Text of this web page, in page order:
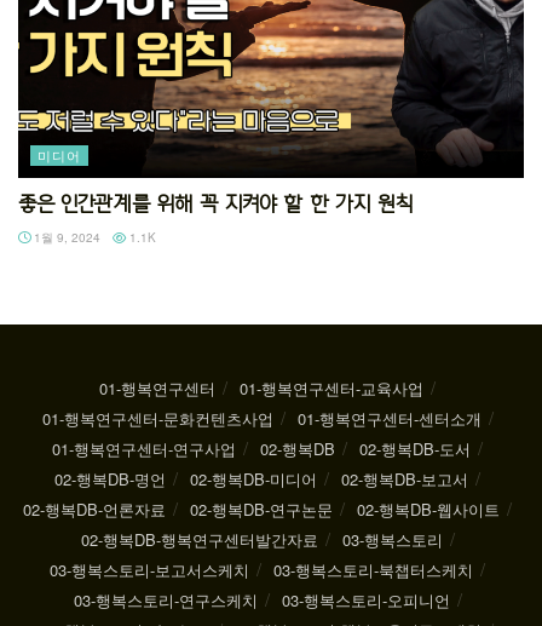
미디어
좋은 인간관계를 위해 꼭 지켜야 할 한 가지 원칙
1월 9, 2024 1.1K
01-행복연구센터
01-행복연구센터-교육사업
01-행복연구센터-문화컨텐츠사업
01-행복연구센터-센터소개
01-행복연구센터-연구사업
02-행복DB
02-행복DB-도서
02-행복DB-명언
02-행복DB-미디어
02-행복DB-보고서
02-행복DB-언론자료
02-행복DB-연구논문
02-행복DB-웹사이트
02-행복DB-행복연구센터발간자료
03-행복스토리
03-행복스토리-보고서스케치
03-행복스토리-북챕터스케치
03-행복스토리-연구스케치
03-행복스토리-오피니언